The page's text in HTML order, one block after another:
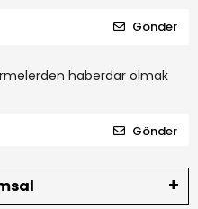
Gönder
haberdar olmak
Gönder